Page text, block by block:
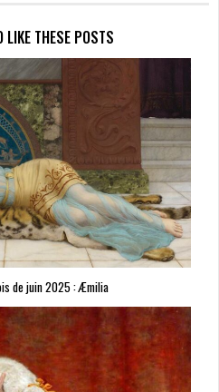
LIKE THESE POSTS
de juin 2025 : Æmilia